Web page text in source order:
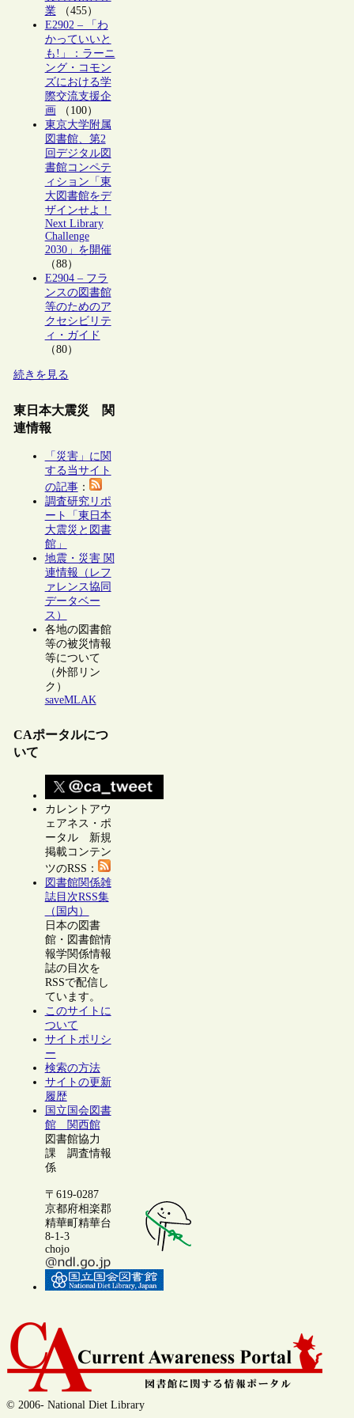
業（455）
E2902 – 「わ
かっていいと
も!」：ラーニ
ング・コモン
ズにおける学
際交流支援企
画（100）
東京大学附属
図書館、第2
回デジタル図
書館コンペテ
ィション「東
大図書館をデ
ザインせよ！
Next Library
Challenge
2030」を開催
（88）
E2904 – フラ
ンスの図書館
等のためのア
クセシビリテ
ィ・ガイド
（80）
続きを見る
東日本大震災 関
連情報
「災害」に関
する当サイト
の記事：
調査研究リポ
ート「東日本
大震災と図書
館」
地震・災害 関
連情報（レフ
ァレンス協同
データベー
ス）
各地の図書館
等の被災情報
等について
（外部リン
ク）
saveMLAK
CAポータルにつ
いて
カレントアウ
ェアネス・ポ
ータル 新規
掲載コンテン
ツのRSS：
図書館関係雑
誌目次RSS集
（国内）
日本の図書
館・図書館情
報学関係情報
誌の目次を
RSSで配信し
ています。
このサイトに
ついて
サイトポリシ
ー
検索の方法
サイトの更新
履歴
国立国会図書
館 関西館
図書館協力
課 調査情報
係
〒619-0287
京都府相楽郡
精華町精華台
8-1-3
chojo
© 2006- National Diet Library